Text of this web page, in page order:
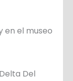
en el museo
Del